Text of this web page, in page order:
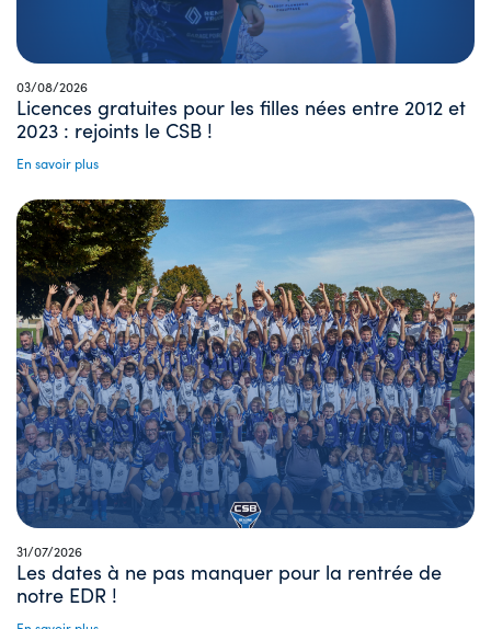
03/08/2026
Licences gratuites pour les filles nées entre 2012 et
2023 : rejoints le CSB !
En savoir plus
31/07/2026
Les dates à ne pas manquer pour la rentrée de
notre EDR !